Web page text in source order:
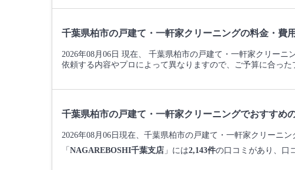
千葉県柏市の戸建て・一軒家クリーニングの料金・費
2026年08月06日 現在、 千葉県柏市の戸建て・一軒家クリーニ
依頼する内容やプロによって異なりますので、ご予算に合った
千葉県柏市の戸建て・一軒家クリーニングでおすすめ
2026年08月06日現在、千葉県柏市の戸建て・一軒家クリーニ
「 NAGAREBOSHI千葉支店 」には2,143件の口コミがあり、口